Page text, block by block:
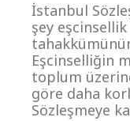
İstanbul
şey
Eşcinselliğin
toplum
göre daha
Sözleşmeye